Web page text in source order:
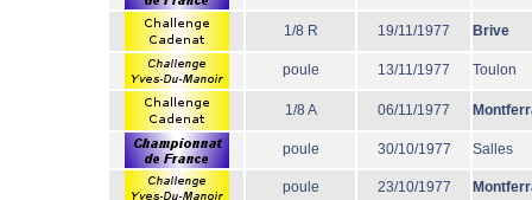
1/8 R 19/11/1977 Brive
poule 13/11/1977 Toulon
1/8 A 06/11/1977
poule 30/10/1977 Salles
poule 23/10/1977